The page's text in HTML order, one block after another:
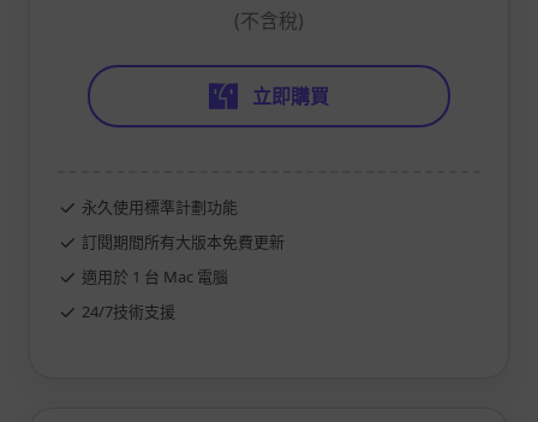
(不含稅)
立即購買
永久使用標準計劃功能
訂閱期間所有大版本免費更新
適用於 1 台 Mac 電腦
24/7技術支援